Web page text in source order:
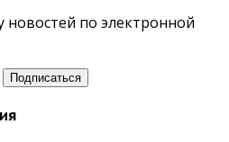
по электронной